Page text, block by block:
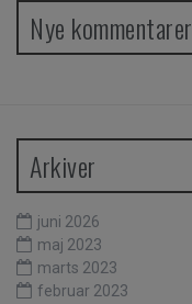
Nye kommentarer
Arkiver
juni 2026
maj 2023
marts 2023
februar 2023